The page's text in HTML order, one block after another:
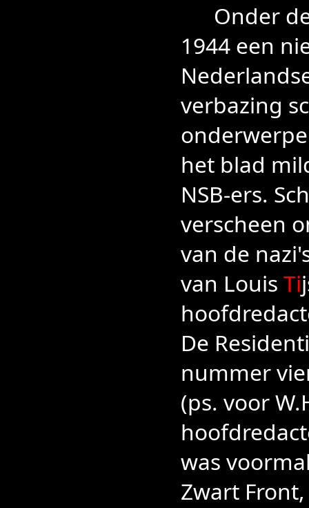
Onder de
1944 een
verbazing
het blad
NSB-ers.
verscheen
van de
van LouisTi
De
nummer
(ps. voor
was
Zwart